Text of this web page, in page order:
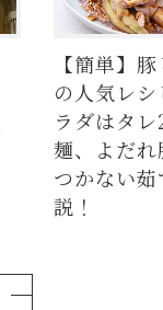
【簡単】
の人気レ
ラダはタ
麺、よだれ
つかない茹
説！